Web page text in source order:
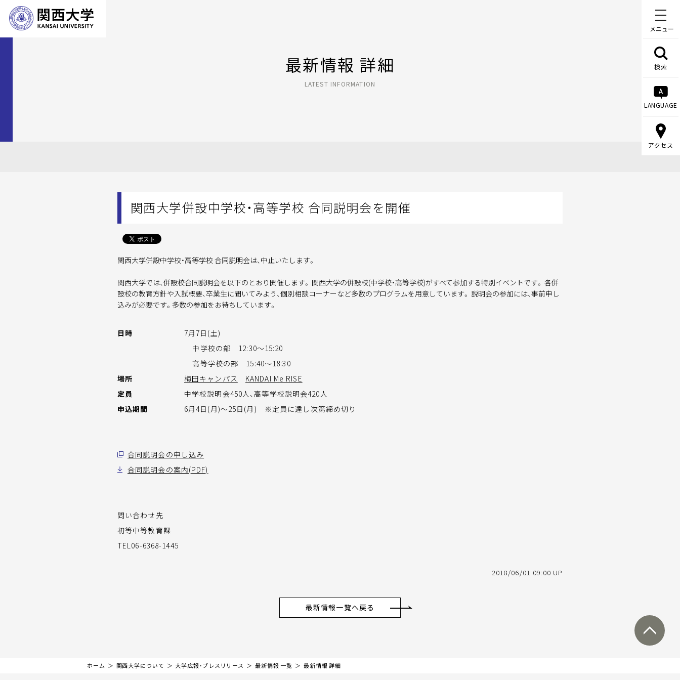
メニュー
検索
LANGUAGE
アクセス
最新情報 詳細
LATEST INFORMATION
関西大学併設中学校・高等学校 合同説明会を開催
関西大学併設中学校・高等学校 合同説明会は、中止いたします。
関西大学では、併設校合同説明会を以下のとおり開催します。 関西大学の併設校(中学校・高等学校)がすべて参加する特別イベントです。 各併
設校の教育方針や入試概要、卒業生に聞いてみよう、個別相談コーナーなど多数のプログラムを用意しています。 説明会の参加には、事前申し
込みが必要です。多数の参加をお待ちしています。
日時
7月7日(土)
中学校の部 12:30～15:20
高等学校の部 15:40～18:30
場所
梅田キャンパス
KANDAI Me RISE
定員
中学校説明会450人、高等学校説明会420人
申込期間
6月4日(月)～25日(月) ※定員に達し次第締め切り
合同説明会の申し込み
合同説明会の案内(PDF)
問い合わせ先
初等中等教育課
TEL06-6368-1445
2018/06/01 09:00 UP
最新情報一覧へ戻る
ホーム 関西大学について 大学広報・プレスリリース 最新情報 一覧 最新情報 詳細